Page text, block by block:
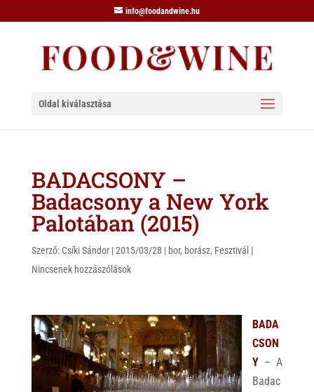
info@foodandwine.hu
Oldal kiválasztása
BADACSONY –
Badacsony a New York
Palotában (2015)
Szerző: Csíki Sándor|2015/03/28 | bor, borász, Fesztivál |
Nincsenek hozzászólások
BADA
CSON
Y– A
Badac